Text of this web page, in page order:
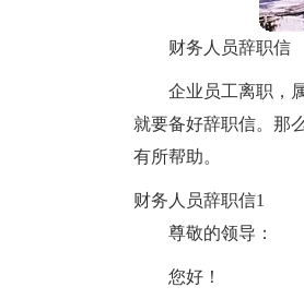
财务人员辞职信
企业员工离职，
就要备好辞职信。那
有所帮助。
财务人员辞职信1
尊敬的领导：
您好！